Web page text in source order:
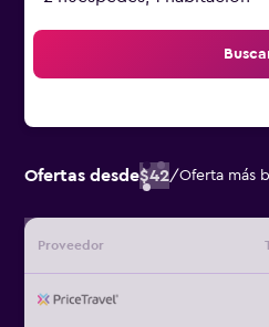
Ofertas desde$42/Oferta más
Proveedor